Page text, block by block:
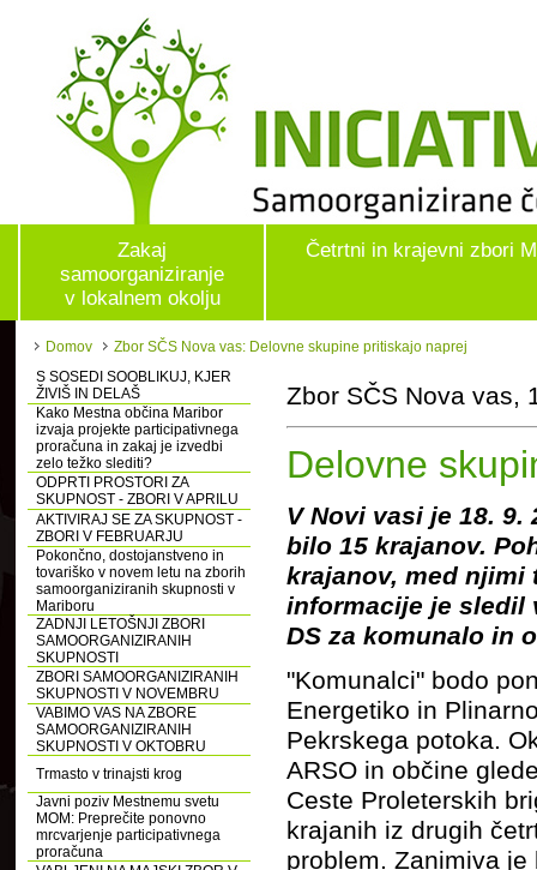
Zakaj
samoorganiziranje
v lokalnem okolju
Četrtni in krajevni zbori
Domov
Zbor SČS Nova vas: Delovne skupine pritiskajo naprej
S SOSEDI SOOBLIKUJ, KJER
ŽIVIŠ IN DELAŠ
Kako Mestna občina Maribor
izvaja projekte participativnega
proračuna in zakaj je izvedbi
zelo težko slediti?
ODPRTI PROSTORI ZA
SKUPNOST - ZBORI V APRILU
AKTIVIRAJ SE ZA SKUPNOST -
ZBORI V FEBRUARJU
Pokončno, dostojanstveno in
tovariško v novem letu na zborih
samoorganiziranih skupnosti v
Mariboru
ZADNJI LETOŠNJI ZBORI
SAMOORGANIZIRANIH
SKUPNOSTI
ZBORI SAMOORGANIZIRANIH
SKUPNOSTI V NOVEMBRU
VABIMO VAS NA ZBORE
SAMOORGANIZIRANIH
SKUPNOSTI V OKTOBRU
Trmasto v trinajsti krog
Javni poziv Mestnemu svetu
MOM: Preprečite ponovno
mrcvarjenje participativnega
proračuna
Zbor SČS Nova vas,
Delovne
V Novi vasi je 18. 9.
bilo 15 krajanov.
krajanov, med
informacije je sledil
DS za komunalo in
"Komunalci" bodo
Energetiko in
Pekrskega potoka.
ARSO in občine
Ceste Proleterskih
krajanih iz drugih
problem. Zanimiva